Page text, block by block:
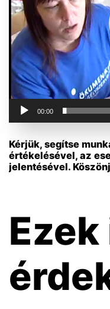
00:00
Kérjük, segítse
értékelésével, az
jelentésével.
Ezek